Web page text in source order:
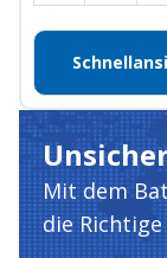
Mit dem
die